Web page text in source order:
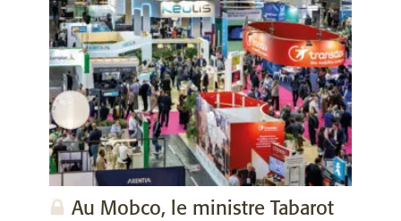
Au Mobco, le ministre Tabarot